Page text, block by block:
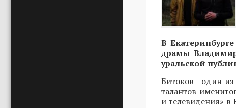
В
драмы
уральской
Битоков - один
талантов
и телевидения» в